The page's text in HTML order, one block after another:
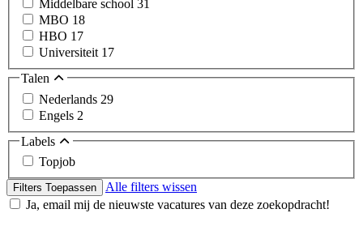
Middelbare school 31
MBO 18
HBO 17
Universiteit 17
Talen
Nederlands 29
Engels 2
Labels
Topjob
Filters Toepassen
Alle filters wissen
Ja, email mij de nieuwste vacatures van deze zoekopdracht!